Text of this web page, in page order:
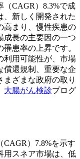
CAGR）8.3%で成
、新しく開発された
高まり、慢性疾患の
成長の主要因の一つ
患率の上昇です。
利用可能性が、市場
償還規制、重要な企
ざまな政府の取り
大腸がん検診プログ
）7.8%を示す
用スネア市場は、低